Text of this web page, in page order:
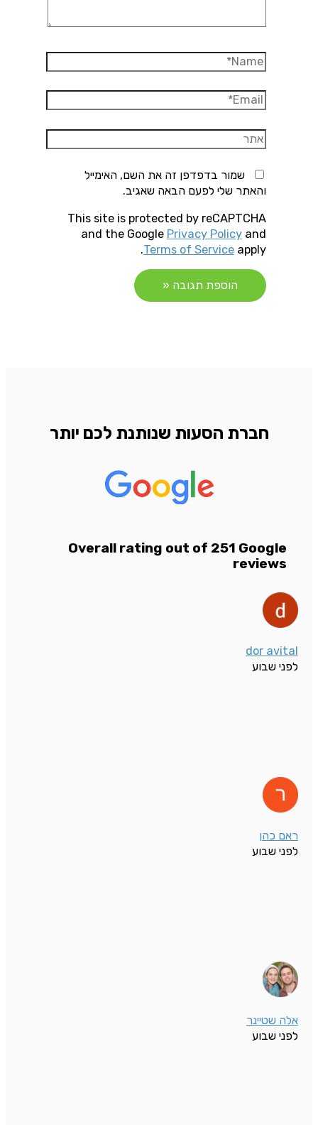
Name*
Email*
אתר
שמור בדפדפן זה את השם, האימייל
והאתר שלי לפעם הבאה שאגיב.
This site is protected by reCAPTCHA
and the Google Privacy Policyand
Terms of Serviceapply.
חברת הסעות שנותנת לכם יותר
Overall rating out of 251 Google
reviews
dor avital
לפני שבוע
ראם כהן
לפני שבוע
אלה שטיינר
לפני שבוע